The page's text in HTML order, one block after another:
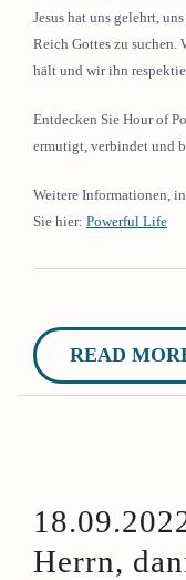
Jesus hat uns gelehrt,
Reich Gottes zu suchen.
hält und wir ihn
Entdecken Sie Hour of
ermutigt, verbindet und
Weitere Informationen,
Sie hier: Powerful Life
READ
Herrn,